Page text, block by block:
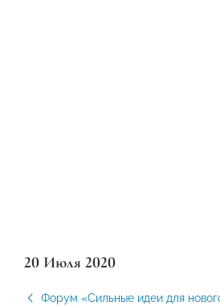
20 Июля 2020
Форум «Сильные идеи для